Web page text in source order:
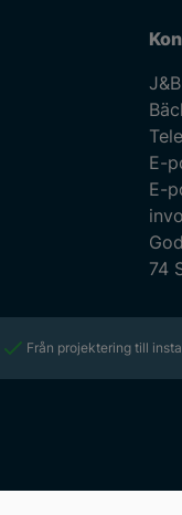
E-
E-
74
Från projektering till